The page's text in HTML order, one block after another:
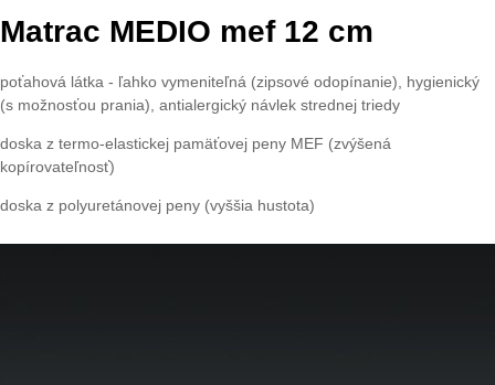
Matrac MEDIO mef 12 cm
poťahová látka - ľahko vymeniteľná (zipsové odopínanie), hygienický
(s možnosťou prania), antialergický návlek strednej triedy
doska z termo-elastickej pamäťovej peny MEF (zvýšená
kopírovateľnosť)
doska z polyuretánovej peny (vyššia hustota)